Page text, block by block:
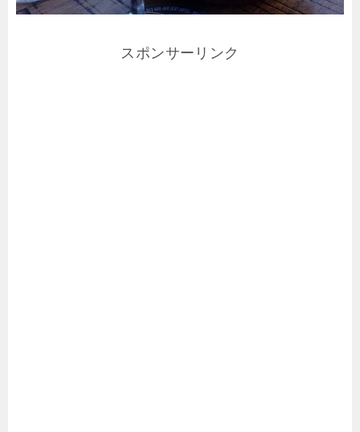
スポンサーリンク